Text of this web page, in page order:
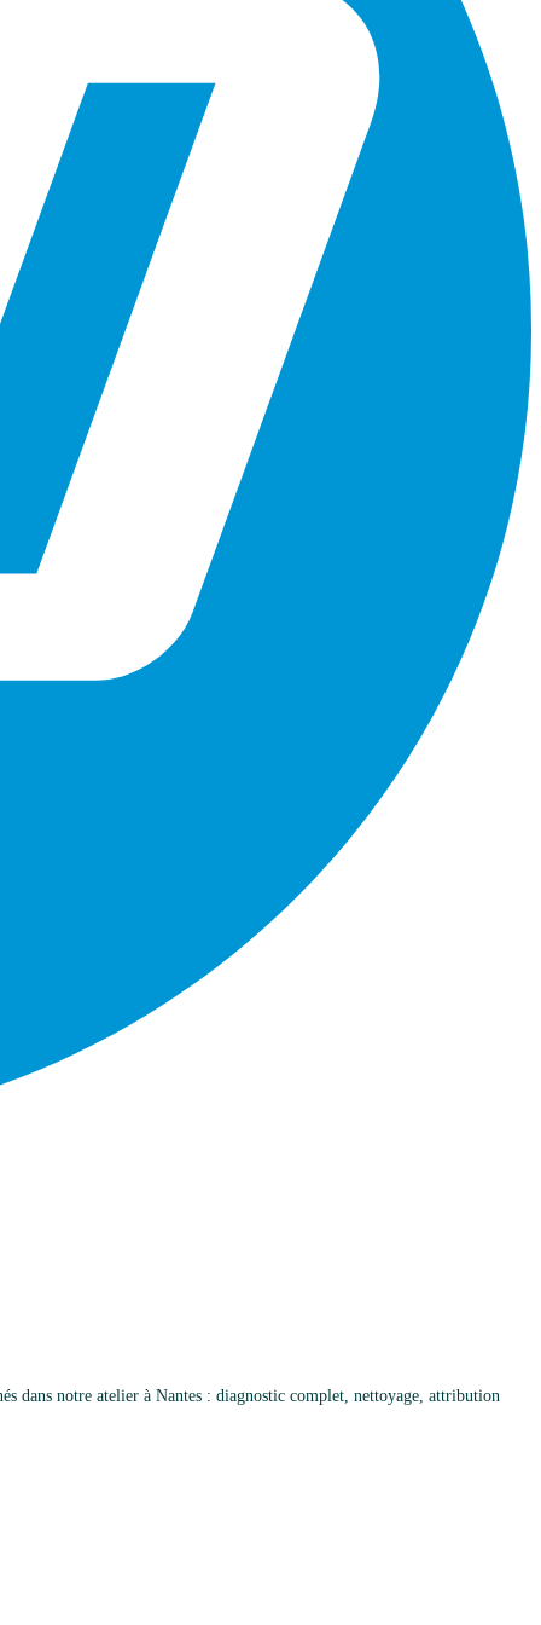
dans notre atelier à Nantes : diagnostic complet, nettoyage, attribution